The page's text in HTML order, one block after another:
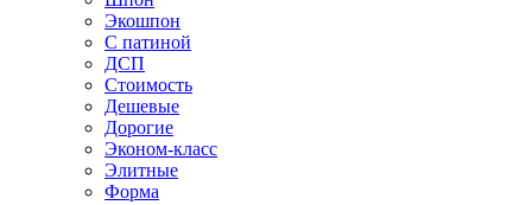
Экошпон
С патиной
ДСП
Стоимость
Дешевые
Дорогие
Эконом-класс
Элитные
Форма